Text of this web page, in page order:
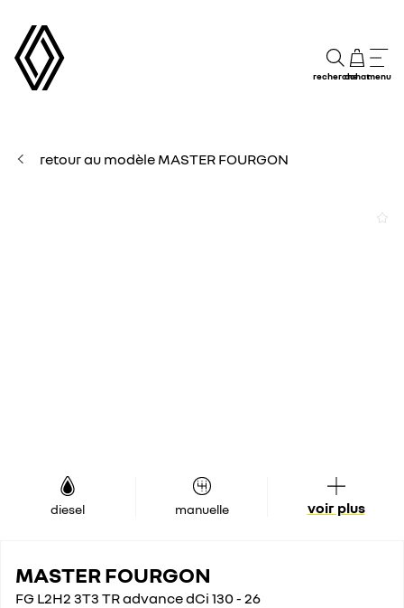
rechercheachatmenu
retour au modèle MASTER FOURGON
diesel manuelle voir plus
MASTER FOURGON
FG L2H2 3T3 TR advance dCi 130 - 26